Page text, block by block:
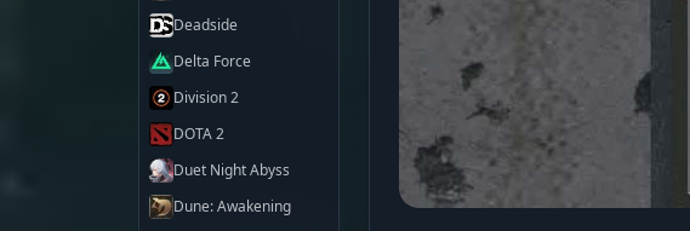
Deadside
Delta Force
Division 2
DOTA 2
Duet Night Abyss
Dune: Awakening